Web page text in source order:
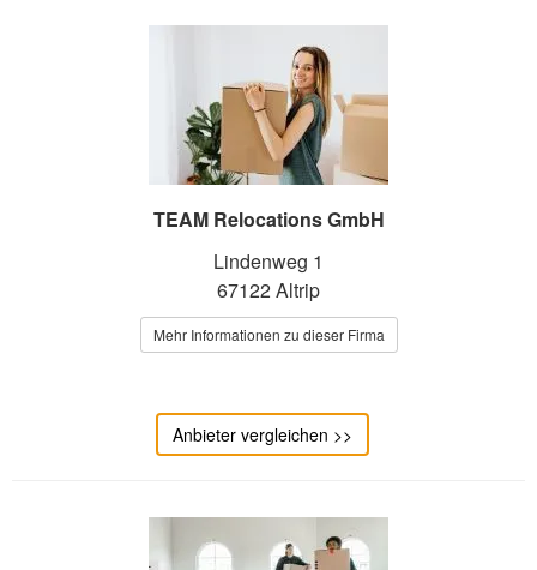
TEAM Relocations GmbH
Lindenweg 1
67122 Altrip
Mehr Informationen zu dieser Firma
Anbieter vergleichen >>